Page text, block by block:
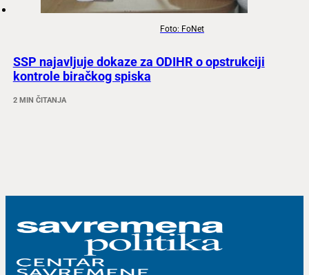
Foto: FoNet
SSP najavljuje dokaze za ODIHR o opstrukciji
kontrole biračkog spiska
2 MIN ČITANJA